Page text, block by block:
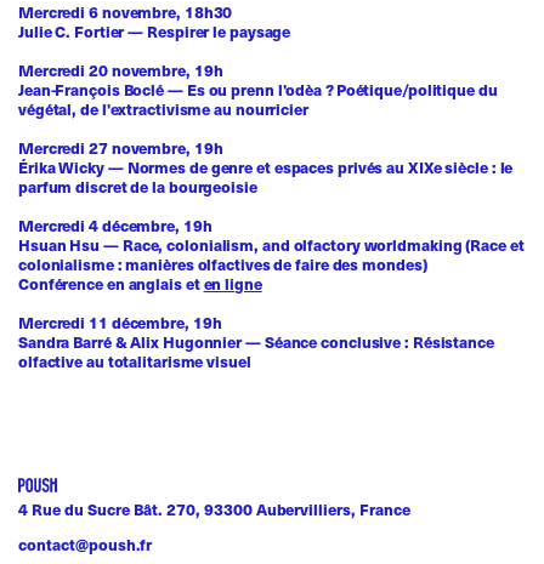
Mercredi 6 novembre, 18h30
Julie C. Fortier— Respirer le paysage
Mercredi 20 novembre, 19h
Jean-François Boclé—Es ou prenn l'odèa ? Poétique/politique du
végétal, de l'extractivisme au nourricier
Mercredi 27 novembre, 19h
Érika Wicky—Normes de genre et espaces privés au XIXe siècle : le
parfum discret de la bourgeoisie
Mercredi 4 décembre, 19h
Hsuan Hsu —Race, colonialism, and olfactory worldmaking (Race et
colonialisme : manières olfactives de faire des mondes)
Conférence en anglais eten ligne
Mercredi 11 décembre, 19h
Sandra Barré & Alix Hugonnier—Séance conclusive : Résistance
olfactive au totalitarisme visuel
4 Rue du Sucre Bât. 270, 93300 Aubervilliers, France
contact@poush.fr